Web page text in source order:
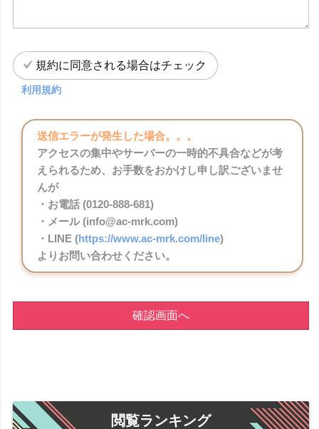
規約に同意される場合はチェック
利用規約
送信エラーが発生した場合。。。
アクセスの集中やサーバーの一時的不具合などが考
えられるため、お手数をおかけし申し訳ございませ
んが
・お電話 (0120-888-681)
・メール (info@ac-mrk.com)
・LINE (https://www.ac-mrk.com/line)
よりお問い合わせください。
確認画面へ
閲覧ランキング